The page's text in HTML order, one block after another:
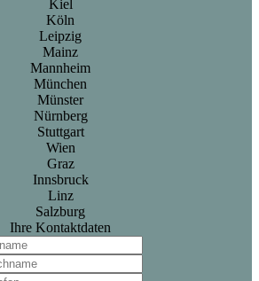
Kiel
Köln
Leipzig
Mainz
Mannheim
München
Münster
Nürnberg
Stuttgart
Wien
Graz
Innsbruck
Linz
Salzburg
Ihre Kontaktdaten